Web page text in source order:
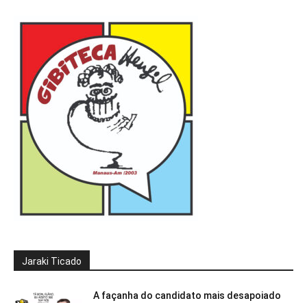
Jaraki Ticado
A façanha do candidato mais desapoiado